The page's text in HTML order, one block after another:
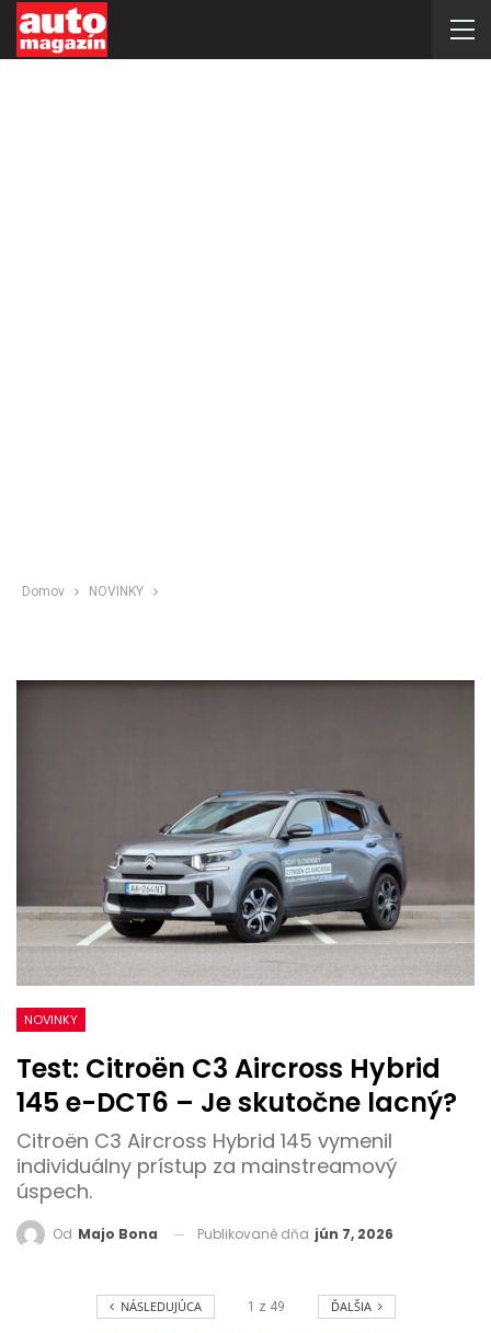
Domov NOVINKY
NOVINKY
Test: Citroën C3 Aircross Hybrid
145 e-DCT6 – Je skutočne lacný?
Citroën C3 Aircross Hybrid 145 vymenil
individuálny prístup za mainstreamový
úspech.
Od Majo Bona Publikované dňa jún 7, 2026
NÁSLEDUJÚCA 1 z 49 ĎALŠIA